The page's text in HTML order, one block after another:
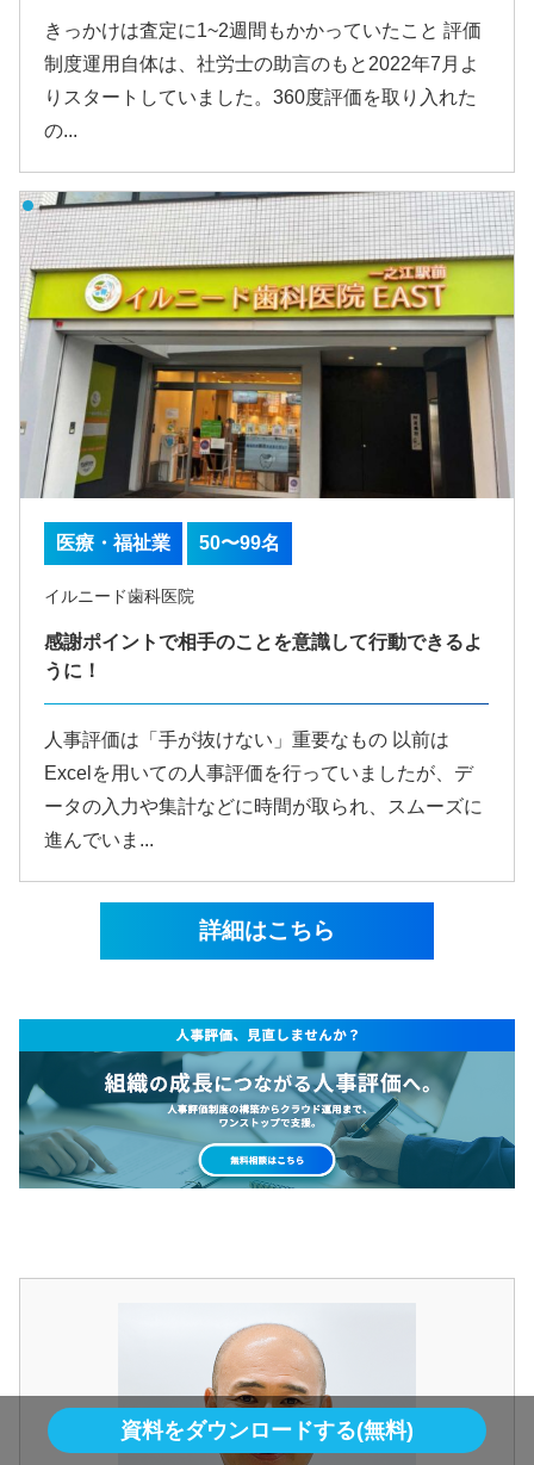
きっかけは査定に1~2週間もかかっていたこと 評価
制度運用自体は、社労士の助言のもと2022年7月よ
りスタートしていました。360度評価を取り入れた
の...
医療・福祉業 50〜99名
イルニード歯科医院
感謝ポイントで相手のことを意識して行動できるよ
うに！
人事評価は「手が抜けない」重要なもの 以前は
Excelを用いての人事評価を行っていましたが、デ
ータの入力や集計などに時間が取られ、スムーズに
進んでいま...
詳細はこちら
資料をダウンロードする(無料)